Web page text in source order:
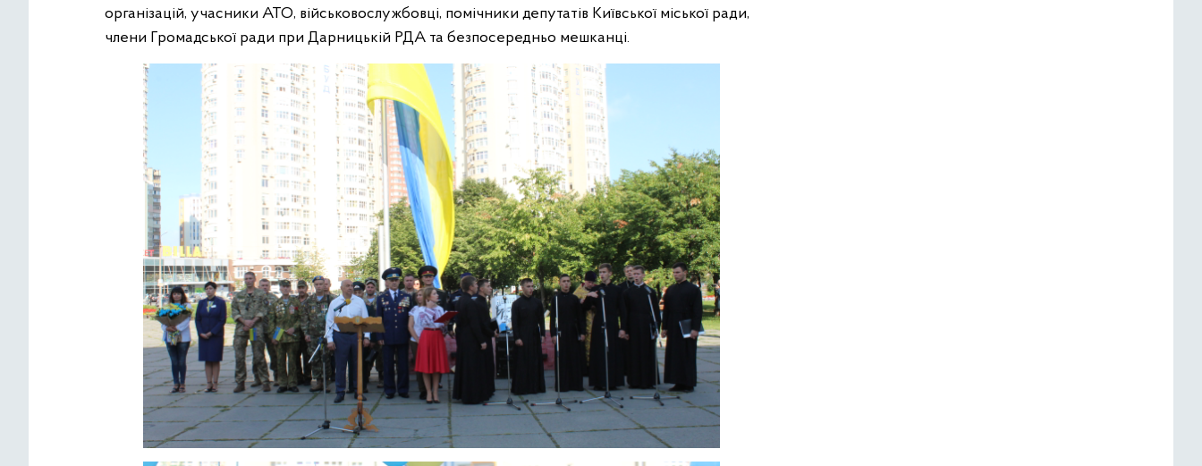
організацій, учасники АТО, військовослужбовці, помічники депутатів Київської міської ради,
члени Громадської ради при Дарницькій РДА та безпосередньо мешканці.